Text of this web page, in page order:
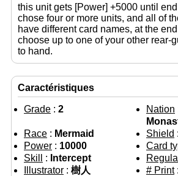
this unit gets [Power] +5000 until
chose four or more units, and all of
have different card names, at the
choose up to one of your other rear-
to hand.
Caractéristiques
Grade : 2 Nation
Race : Mermaid Shield :
Power : 10000 Card
Skill
: Intercept
Illustrator : 樹人 # Print: